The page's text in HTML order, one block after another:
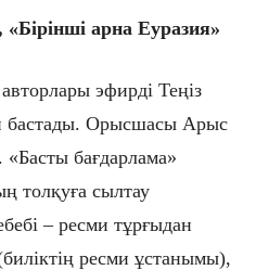
«Бірінші арна Еуразия»
эфирді Теңіз
бастады. Орысшасы Арыс
бағдарлама»
толқуға сылтау
– ресми тұрғыдан
ресми ұстанымы),